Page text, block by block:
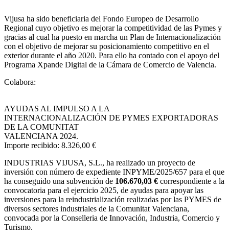
Vijusa ha sido beneficiaria del Fondo Europeo de Desarrollo
Regional cuyo objetivo es mejorar la competitividad de las Pymes y
gracias al cual ha puesto en marcha un Plan de Internacionalización
con el objetivo de mejorar su posicionamiento competitivo en el
exterior durante el año 2020. Para ello ha contado con el apoyo del
Programa Xpande Digital de la Cámara de Comercio de Valencia.
Colabora:
AYUDAS AL IMPULSO A LA
INTERNACIONALIZACIÓN DE PYMES EXPORTADORAS
DE LA COMUNITAT
VALENCIANA 2024.
Importe recibido: 8.326,00 €
INDUSTRIAS VIJUSA, S.L., ha realizado un proyecto de
inversión con número de expediente INPYME/2025/657 para el que
ha conseguido una subvención de 106.670,03 € correspondiente a la
convocatoria para el ejercicio 2025, de ayudas para apoyar las
inversiones para la reindustrialización realizadas por las PYMES de
diversos sectores industriales de la Comunitat Valenciana,
convocada por la Conselleria de Innovación, Industria, Comercio y
Turismo.